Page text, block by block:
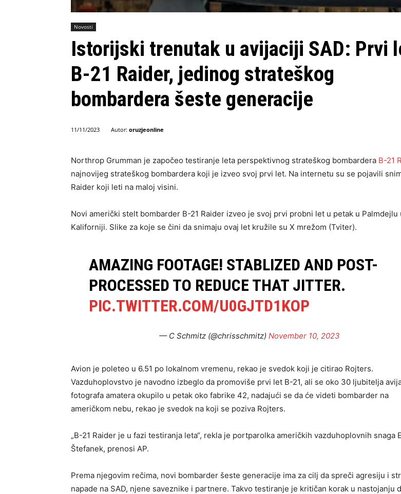
Novosti
Istorijski trenutak u avijaciji SAD: Prvi
B-21 Raider, jedinog strateškog
bombardera šeste generacije
11/11/2023 Autor: oruzjeonline
Northrop Grumman je započeo testiranje leta perspektivnog strateškog bombardera B-21
najnovijeg strateškog bombardera koji je izveo svoj prvi let. Na internetu su se pojavili
Raider koji leti na maloj visini.
Novi američki stelt bombarder B-21 Raider izveo je svoj prvi probni let u petak u Palmdejlu
Kaliforniji. Slike za koje se čini da snimaju ovaj let kružile su X mrežom (Tviter).
AMAZING FOOTAGE! STABLIZED AND POST-
PROCESSED TO REDUCE THAT JITTER.
PIC.TWITTER.COM/U0GJTD1KOP
— C Schmitz (@chrisschmitz) November 10, 2023
Avion je poleteo u 6.51 po lokalnom vremenu, rekao je svedok koji je citirao Rojters.
Vazduhoplovstvo je navodno izbeglo da promoviše prvi let B-21, ali se oko 30 ljubitelja
fotografa amatera okupilo u petak oko fabrike 42, nadajući se da će videti bombarder na
američkom nebu, rekao je svedok na koji se poziva Rojters.
„B-21 Raider je u fazi testiranja leta“, rekla je portparolka američkih vazduhoplovnih snaga
Štefanek, prenosi AP.
Prema njegovim rečima, novi bombarder šeste generacije ima za cilj da spreči agresiju i
napade na SAD, njene saveznike i partnere. Takvo testiranje je kritičan korak u nastojanju